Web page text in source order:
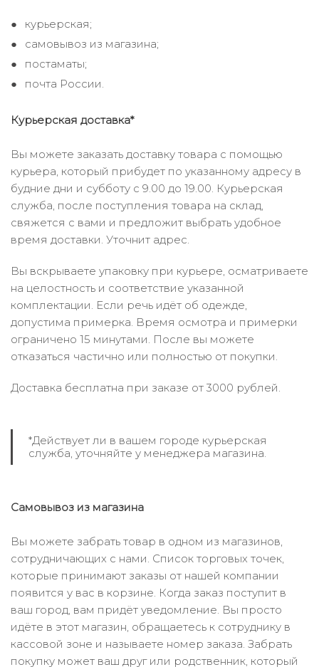
курьерская;
самовывоз из магазина;
постаматы;
почта России.
Курьерская доставка*
Вы можете заказать доставку товара с помощью
курьера, который прибудет по указанному адресу в
будние дни и субботу с 9.00 до 19.00. Курьерская
служба, после поступления товара на склад,
свяжется с вами и предложит выбрать удобное
время доставки. Уточнит адрес.
Вы вскрываете упаковку при курьере, осматриваете
на целостность и соответствие указанной
комплектации. Если речь идёт об одежде,
допустима примерка. Время осмотра и примерки
ограничено 15 минутами. После вы можете
отказаться частично или полностью от покупки.
Доставка бесплатна при заказе от 3000 рублей.
*Действует ли в вашем городе курьерская
служба, уточняйте у менеджера магазина.
Самовывоз из магазина
Вы можете забрать товар в одном из магазинов,
сотрудничающих с нами. Список торговых точек,
которые принимают заказы от нашей компании
появится у вас в корзине. Когда заказ поступит в
ваш город, вам придёт уведомление. Вы просто
идёте в этот магазин, обращаетесь к сотруднику в
кассовой зоне и называете номер заказа. Забрать
покупку может ваш друг или родственник, который